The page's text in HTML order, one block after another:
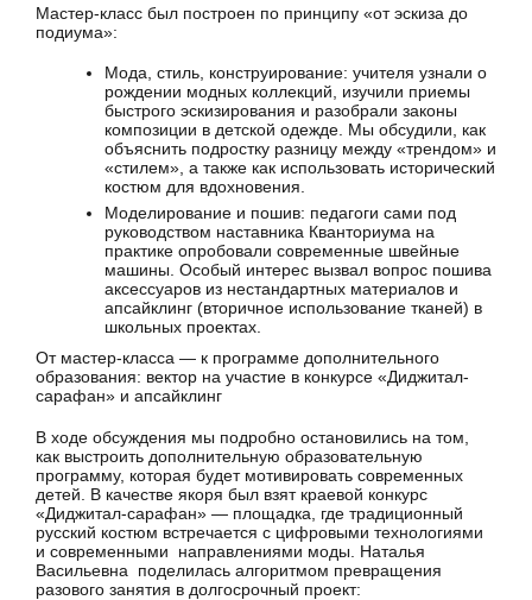
Мастер-класс был построен по принципу «от эскиза до
подиума»:
Мода, стиль, конструирование: учителя узнали о
рождении модных коллекций, изучили приемы
быстрого эскизирования и разобрали законы
композиции в детской одежде. Мы обсудили, как
объяснить подростку разницу между «трендом» и
«стилем», а также как использовать исторический
костюм для вдохновения.
Моделирование и пошив: педагоги сами под
руководством наставника Кванториума на
практике опробовали современные швейные
машины. Особый интерес вызвал вопрос пошива
аксессуаров из нестандартных материалов и
апсайклинг (вторичное использование тканей) в
школьных проектах.
От мастер-класса — к программе дополнительного
образования: вектор на участие в конкурсе «Диджитал-
сарафан» и апсайклинг
В ходе обсуждения мы подробно остановились на том,
как выстроить дополнительную образовательную
программу, которая будет мотивировать современных
детей. В качестве якоря был взят краевой конкурс
«Диджитал-сарафан» — площадка, где традиционный
русский костюм встречается с цифровыми технологиями
и современными направлениями моды. Наталья
Васильевна поделилась алгоритмом превращения
разового занятия в долгосрочный проект: